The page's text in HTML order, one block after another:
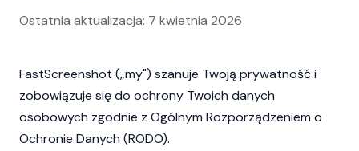
Ostatnia aktualizacja: 7 kwietnia 2026
FastScreenshot („my") szanuje Twoją prywatność i
zobowiązuje się do ochrony Twoich danych
osobowych zgodnie z Ogólnym Rozporządzeniem o
Ochronie Danych (RODO).